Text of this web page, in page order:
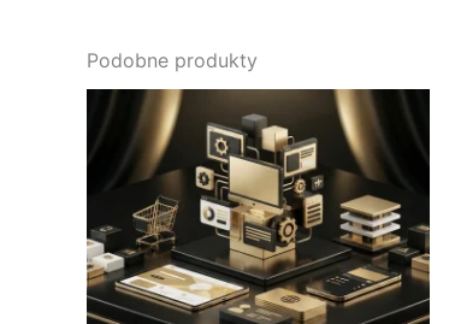
Podobne produkty